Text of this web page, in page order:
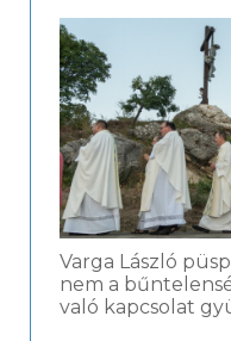
Varga László
nem a
való kapcsolat